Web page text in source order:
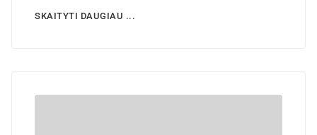
SKAITYTI DAUGIAU ...